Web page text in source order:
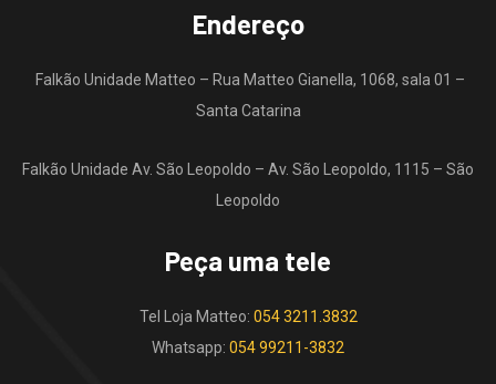
Endereço
Falkão Unidade Matteo – Rua Matteo Gianella, 1068, sala 01 –
Santa Catarina
Falkão Unidade Av. São Leopoldo – Av. São Leopoldo, 1115 – São
Leopoldo
Peça uma tele
Tel Loja Matteo: 054 3211.3832
Whatsapp: 054 99211-3832